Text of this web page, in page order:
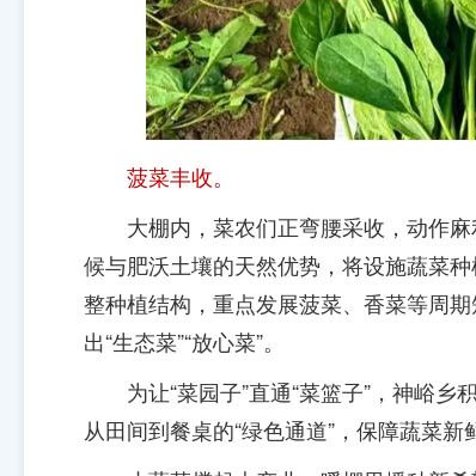
菠菜丰收。
大棚内，菜农们正弯腰采收，动作
候与肥沃土壤的天然优势，将设施蔬菜
整种植结构，重点发展菠菜、香菜等周
出“生态菜”“放心菜”。
为让“菜园子”直通“菜篮子”，神峪
从田间到餐桌的“绿色通道”，保障蔬菜